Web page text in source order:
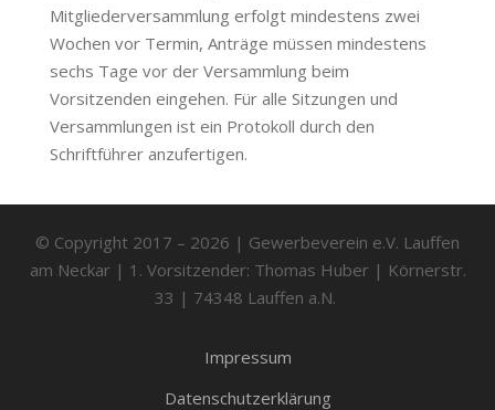
Mitgliederversammlung erfolgt mindestens zwei
Wochen vor Termin, Anträge müssen mindestens
sechs Tage vor der Versammlung beim
Vorsitzenden eingehen. Für alle Sitzungen und
Versammlungen ist ein Protokoll durch den
Schriftführer anzufertigen.
© Copyright 2017 – 2026 | Gewerbeverein e.V. Lauffen
am Neckar| 1. Vorsitzender: Thomas Huber | Körnerstr.
33 | 74348 Lauffen a.N.
Impressum
Datenschutzerklärung